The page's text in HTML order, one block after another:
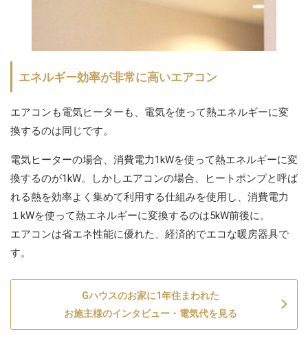
エネルギー効率が非常に高いエアコン
エアコンも電気ヒーターも、電気を使って熱エネルギーに変
換するのは同じです。
電気ヒーターの場合、消費電力1kWを使って熱エネルギーに変
換するのが1kW。しかしエアコンの場合、ヒートポンプと呼ば
れる熱を効率よく集めて利用する仕組みを使用し、消費電力
１kWを使って熱エネルギーに変換するのは5kW前後に。
エアコンは省エネ性能に優れた、経済的でエコな暖房器具で
す。
Gハウスのお家に1年住まわれた
お施主様のインタビュー・電気代を見る